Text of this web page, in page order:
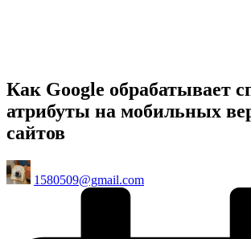
Как Google обрабатывает
атрибуты на мобильных
сайтов
Posted
by
1580509@gmail.com